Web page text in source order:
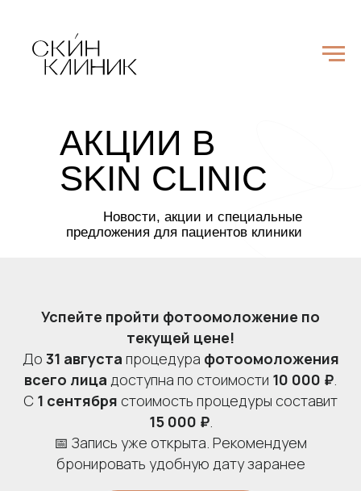
АКЦИИ В
SKIN CLINIC
Новости, акции и специальные
предложения для пациентов клиники
Успейте пройти фотоомоложение по
текущей цене!
До 31 августа процедура фотоомоложения
всего лица доступна по стоимости 10 000 ₽.
С 1 сентября стоимость процедуры составит
15 000 ₽.
📅 Запись уже открыта. Рекомендуем
бронировать удобную дату заранее